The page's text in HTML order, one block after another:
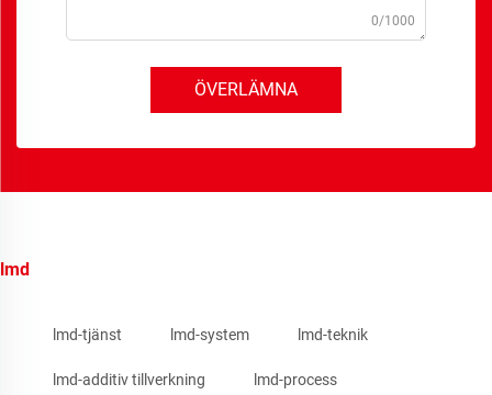
0/1000
ÖVERLÄMNA
lmd
lmd-tjänst lmd-system lmd-teknik
lmd-additiv tillverkning lmd-process